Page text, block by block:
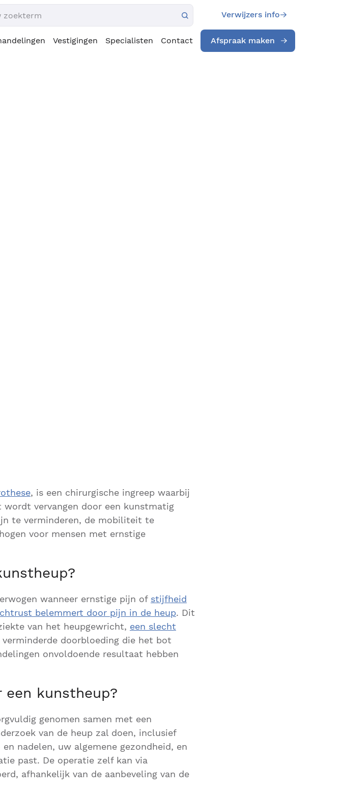
Verwijzers info
Vestigingen Specialisten Contact Afspraak maken
, is een chirurgische ingreep waarbij
wordt vervangen door een kunstmatig
te verminderen, de mobiliteit te
voor mensen met ernstige
wanneer ernstige pijn of stijfheid
belemmert door pijn in de heup. Dit
van het heupgewricht, een slecht
verminderde doorbloeding die het bot
onvoldoende resultaat hebben
een kunstheup?
genomen samen met een
van de heup zal doen, inclusief
nadelen, uw algemene gezondheid, en
past. De operatie zelf kan via
afhankelijk van de aanbeveling van de